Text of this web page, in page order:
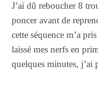
J’ai dû reboucher 8
poncer avant de
cette séquence m’a
laissé mes nerfs en
quelques minutes, j’ai